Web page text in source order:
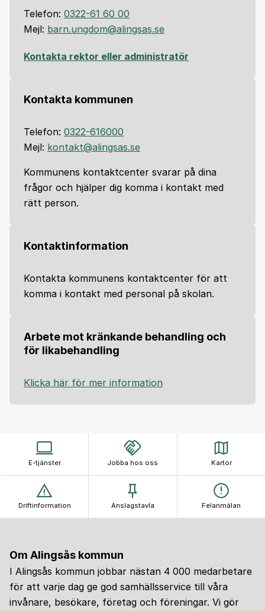
Telefon: 0322-61 60 00
Mejl: barn.ungdom@alingsas.se
Kontakta rektor eller administratör
Kontakta kommunen
Telefon: 0322-616000
Mejl: kontakt@alingsas.se
Kommunens kontaktcenter svarar på dina
frågor och hjälper dig komma i kontakt med
rätt person.
Kontaktinformation
Kontakta kommunens kontaktcenter för att
komma i kontakt med personal på skolan.
Arbete mot kränkande behandling och
för likabehandling
Klicka här för mer information
E-tjänster Jobba hos oss Kartor
Driftinformation Anslagstavla Felanmälan
Om Alingsås kommun
I Alingsås kommun jobbar nästan 4 000 medarbetare
för att varje dag ge god samhällsservice till våra
invånare, besökare, företag och föreningar. Vi gör